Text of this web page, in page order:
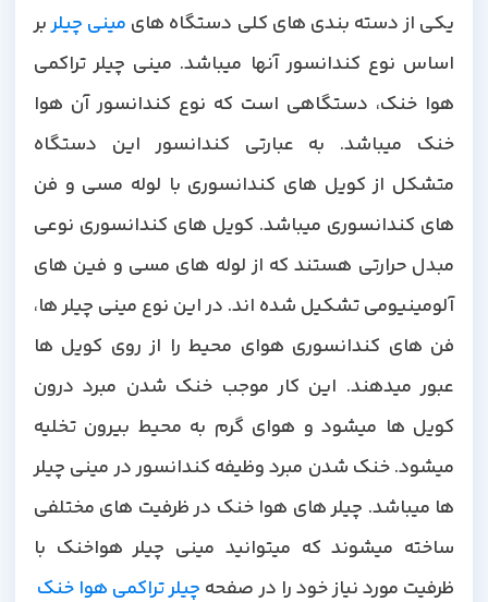
یکی از دسته بندی های کلی دستگاه هایمینی چیلر بر
اساس نوع کندانسور آنها میباشد. مینی چیلر تراکمی
هوا خنک، دستگاهی است که نوع کندانسور آن هوا
خنک میباشد. به عبارتی کندانسور این دستگاه
متشکل از کویل های کندانسوری با لوله مسی و فن
های کندانسوری میباشد. کویل های کندانسوری نوعی
مبدل حرارتی هستند که از لوله های مسی و فین های
آلومینیومی تشکیل شده اند. در این نوع مینی چیلر ها،
فن های کندانسوری هوای محیط را از روی کویل ها
عبور میدهند. این کار موجب خنک شدن مبرد درون
کویل ها میشود و هوای گرم به محیط بیرون تخلیه
میشود. خنک شدن مبرد وظیفه کندانسور در مینی چیلر
ها میباشد. چیلر های هوا خنک در ظرفیت های مختلفی
ساخته میشوند که میتوانید مینی چیلر هواخنک با
ظرفیت مورد نیاز خود را در صفحهچیلر تراکمی هوا خنک